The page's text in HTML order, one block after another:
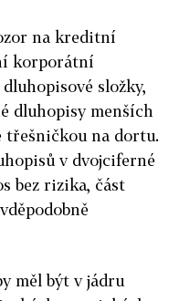
na kreditní
korporátní
složky,
dluhopisy menších
třešničkou na dortu.
v dvojciferné
bez rizika, část
měl být v jádru